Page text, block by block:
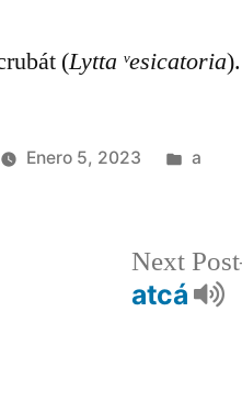
(Lytta ᵛesicatoria).
Enero 5, 2023 a
Next Post
atcá